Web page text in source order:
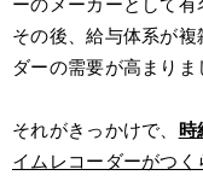
ーのメーカーとして有
その後、給与体系が
ダーの需要が高まりま
それがきっかけで、 時
イムレコーダーがつ